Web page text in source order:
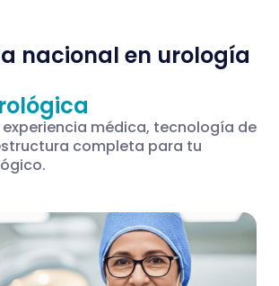
nacional en urología
médica, tecnología de
completa para tu